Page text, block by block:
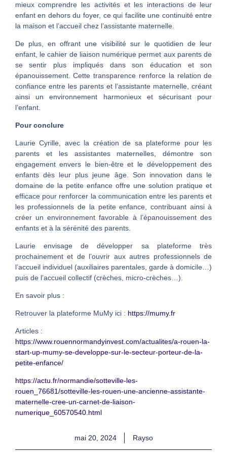
mieux comprendre les activités et les interactions de leur
enfant en dehors du foyer, ce qui facilite une continuité entre
la maison et l’accueil chez l’assistante maternelle.
De plus, en offrant une visibilité sur le quotidien de leur
enfant, le cahier de liaison numérique permet aux parents de
se sentir plus impliqués dans son éducation et son
épanouissement. Cette transparence renforce la relation de
confiance entre les parents et l’assistante maternelle, créant
ainsi un environnement harmonieux et sécurisant pour
l’enfant.
Pour conclure
Laurie Cyrille, avec la création de sa plateforme pour les
parents et les assistantes maternelles, démontre son
engagement envers le bien-être et le développement des
enfants dès leur plus jeune âge. Son innovation dans le
domaine de la petite enfance offre une solution pratique et
efficace pour renforcer la communication entre les parents et
les professionnels de la petite enfance, contribuant ainsi à
créer un environnement favorable à l’épanouissement des
enfants et à la sérénité des parents.
Laurie envisage de développer sa plateforme très
prochainement et de l’ouvrir aux autres professionnels de
l’accueil individuel (auxiliaires parentales, garde à domicile…)
puis de l’accueil collectif (crèches, micro-crèches…).
En savoir plus :
Retrouver la plateforme MuMy ici : https://mumy.fr
Articles :
https://www.rouennormandyinvest.com/actualites/a-rouen-la-
start-up-mumy-se-developpe-sur-le-secteur-porteur-de-la-
petite-enfance/
https://actu.fr/normandie/sotteville-les-
rouen_76681/sotteville-les-rouen-une-ancienne-assistante-
maternelle-cree-un-carnet-de-liaison-
numerique_60570540.html
mai 20, 2024 Rayso